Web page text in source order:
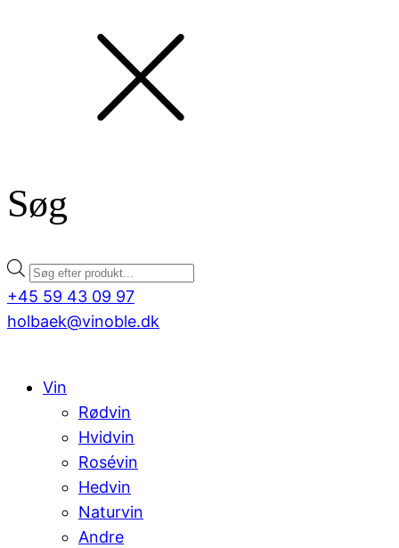
Søg
Products
search
+45 59 43 09 97
holbaek@vinoble.dk
Vin
Rødvin
Hvidvin
Rosévin
Hedvin
Naturvin
Andre